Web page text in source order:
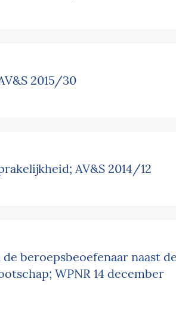
2015/30
AV&S 2014/12
beroepsbeoefenaar naast
WPNR 14 december